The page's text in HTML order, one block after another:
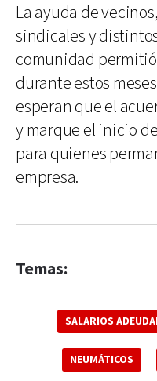
La ayuda de
sindicales y
comunidad
durante estos
esperan que el
y marque el inicio
para quienes
empresa.
Temas:
SALARIOS
NEUMÁTICOS